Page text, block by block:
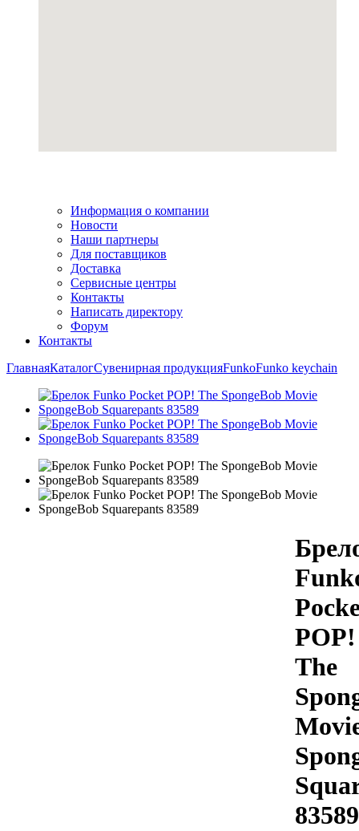
Информация о компании
Новости
Наши партнеры
Для поставщиков
Доставка
Сервисные центры
Контакты
Написать директору
Форум
Контакты
ГлавнаяКаталогСувенирная продукцияFunkoFunko keychain
POP!
The
83589